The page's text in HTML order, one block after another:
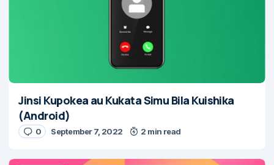
Jinsi Kupokea au Kukata Simu Bila Kuishika
(Android)
0 September 7, 2022 2 min read